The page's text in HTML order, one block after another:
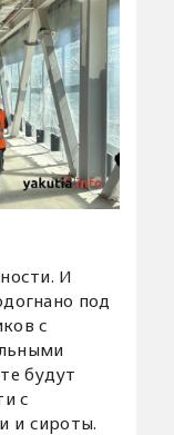
И
под
с
будут
с
и сироты.